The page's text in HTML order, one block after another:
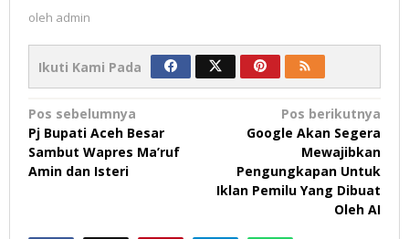
oleh admin
Ikuti Kami Pada
Navigasi
pos
Pos sebelumnya
Pj Bupati Aceh Besar
Sambut Wapres Ma’ruf
Amin dan Isteri
Pos berikutnya
Google Akan Segera
Mewajibkan
Pengungkapan Untuk
Iklan Pemilu Yang Dibuat
Oleh AI